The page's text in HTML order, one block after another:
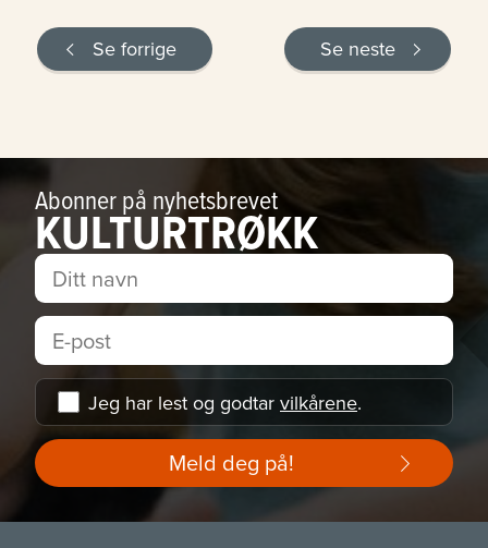
Se forrige Se neste
Abonner på nyhetsbrevet
KULTURTRØKK
Jeg har lest og godtar vilkårene.
Meld deg på!